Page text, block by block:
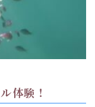
体験！